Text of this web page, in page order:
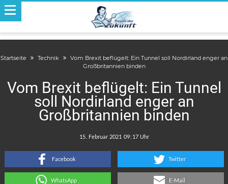
Startseite Technik
Vom Brexit beflügelt: Ein Tunnel soll Nordirland enger an
Großbritannien binden
Vom Brexit beflügelt: Ein Tunnel
soll Nordirland enger an
Großbritannien binden
:
Facebook Twitter
WhatsApp E-Mail